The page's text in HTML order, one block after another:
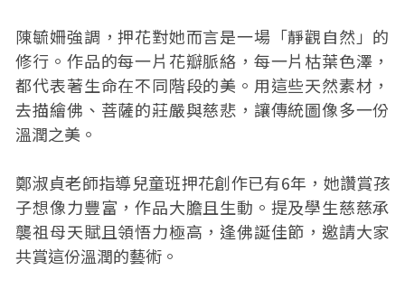
陳毓姍強調，押花對她而言是一場「靜觀自然」的
修行。作品的每一片花瓣脈絡，每一片枯葉色澤，
都代表著生命在不同階段的美。用這些天然素材，
去描繪佛、菩薩的莊嚴與慈悲，讓傳統圖像多一份
溫潤之美。
鄭淑貞老師指導兒童班押花創作已有6年，她讚賞孩
子想像力豐富，作品大膽且生動。提及學生慈慈承
襲祖母天賦且領悟力極高，逢佛誕佳節，邀請大家
共賞這份溫潤的藝術。